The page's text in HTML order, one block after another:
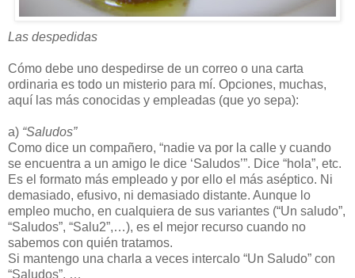
Las despedidas
Cómo debe uno despedirse de un correo o una carta
ordinaria es todo un misterio para mí. Opciones, muchas,
aquí las más conocidas y empleadas (que yo sepa):
a) “Saludos”
Como dice un compañero, “nadie va por la calle y cuando
se encuentra a un amigo le dice ‘Saludos’”. Dice “hola”, etc.
Es el formato más empleado y por ello el más aséptico. Ni
demasiado, efusivo, ni demasiado distante. Aunque lo
empleo mucho, en cualquiera de sus variantes (“Un saludo”,
“Saludos”, “Salu2”,…), es el mejor recurso cuando no
sabemos con quién tratamos.
Si mantengo una charla a veces intercalo “Un Saludo” con
“Saludos”, …